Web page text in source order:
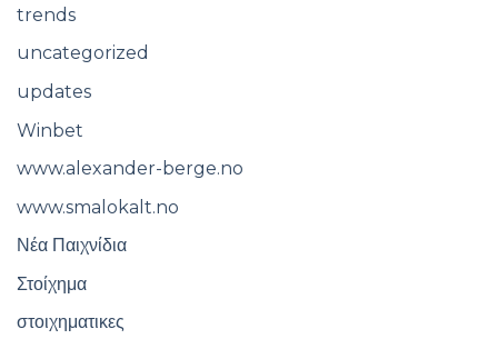
trends
uncategorized
updates
Winbet
www.alexander-berge.no
www.smalokalt.no
Νέα Παιχνίδια
Στοίχημα
στοιχηματικες